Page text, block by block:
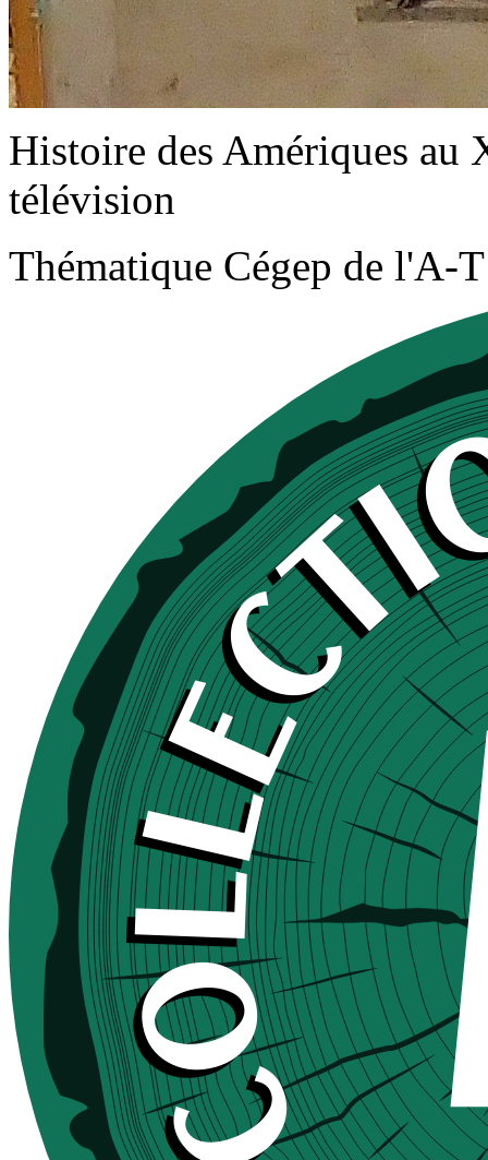
Histoire des Amériques au
télévision
Thématique Cégep de l'A-T